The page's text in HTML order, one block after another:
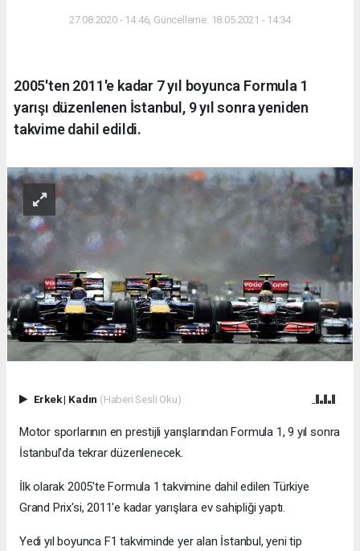
27.08.2020 - 14:46, Güncelleme: 18.05.2021 - 14:34
2005'ten 2011'e kadar 7 yıl boyunca Formula 1
yarışı düzenlenen İstanbul, 9 yıl sonra yeniden
takvime dahil edildi.
Erkek| Kadın (Haberi Sesli Oku)
Motor sporlarının en prestijli yarışlarından Formula 1, 9 yıl sonra
İstanbul'da tekrar düzenlenecek.
İlk olarak 2005'te Formula 1 takvimine dahil edilen Türkiye
Grand Prix'si, 2011'e kadar yarışlara ev sahipliği yaptı.
Yedi yıl boyunca F1 takviminde yer alan İstanbul, yeni tip